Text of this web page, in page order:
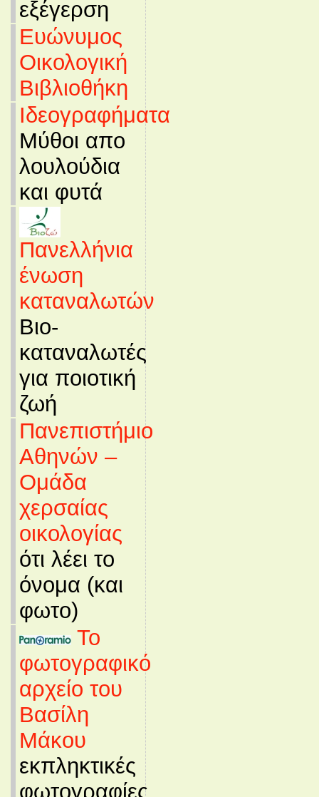
εξέγερση
Ευώνυμος
Οικολογική
Βιβλιοθήκη
Ιδεογραφήματα
Μύθοι απο
λουλούδια
και φυτά
Πανελλήνια
ένωση
καταναλωτών
Βιο-
καταναλωτές
για ποιοτική
ζωή
Πανεπιστήμιο
Αθηνών –
Ομάδα
χερσαίας
οικολογίας
ότι λέει το
όνομα (και
φωτο)
Το
φωτογραφικό
αρχείο του
Βασίλη
Μάκου
εκπληκτικές
φωτογραφίες